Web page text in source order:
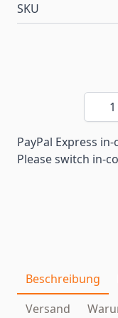
SKU
Menge
PayPal Express
Please switch in-
Beschreibung
Versand